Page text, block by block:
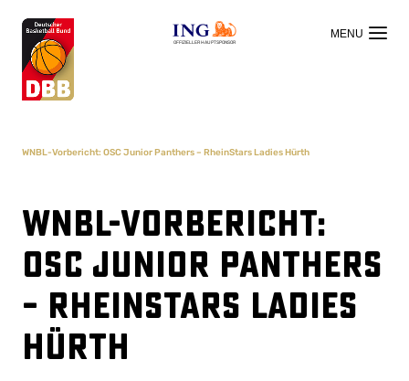
OFFIZIELLER HAUPTSPONSOR
WNBL-Vorbericht: OSC Junior Panthers – RheinStars Ladies Hürth
WNBL-Vorbericht:
OSC Junior Panthers
– RheinStars Ladies
Hürth